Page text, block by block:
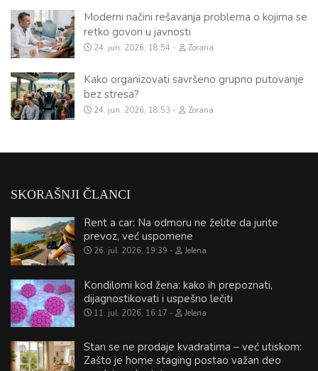
Moderni načini rešavanja problema o kojima se
retko govori u javnosti
24. jun. 2026, 18:54 Zorana
Kako organizovati savršeno grupno putovanje
bez stresa?
24. jun. 2026, 18:53 Zorana
SKORAŠNJI ČLANCI
Rent a car: Na odmoru ne želite da jurite
prevoz, već uspomene
26. jul. 2026, 19:39 Jelena
Kondilomi kod žena: kako ih prepoznati,
dijagnostikovati i uspešno lečiti
11. jul. 2026, 16:17 Jelena
Stan se ne prodaje kvadratima – već utiskom:
Zašto je home staging postao važan deo